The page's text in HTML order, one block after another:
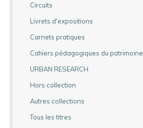
Circuits
Livrets d'expositions
Carnets pratiques
Cahiers pédagogiques du patrimoine
URBAN RESEARCH
Hors collection
Autres collections
Tous les titres